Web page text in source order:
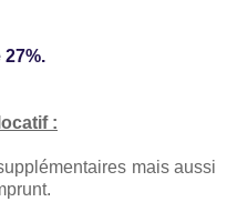
27%.
:
mais aussi